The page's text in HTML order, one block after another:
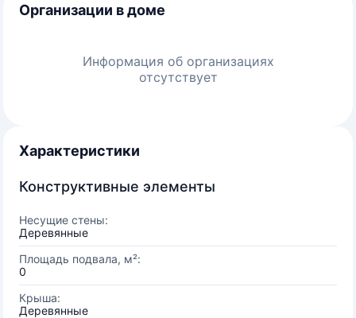
Организации в доме
Информация об организациях
отсутствует
Характеристики
Конструктивные элементы
Несущие стены:
Деревянные
Площадь подвала, м²:
0
Крыша:
Деревянные